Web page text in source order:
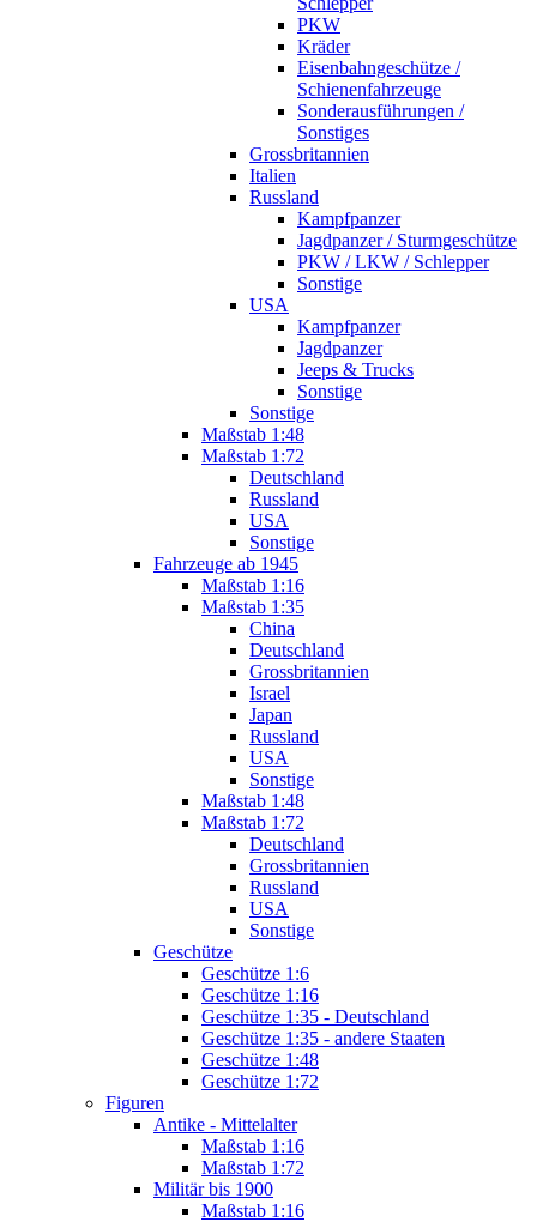
PKW
Kräder
Eisenbahngeschütze /
Schienenfahrzeuge
Sonderausführungen /
Sonstiges
Grossbritannien
Italien
Russland
Kampfpanzer
Jagdpanzer / Sturmgeschütze
PKW / LKW / Schlepper
Sonstige
USA
Kampfpanzer
Jagdpanzer
Jeeps & Trucks
Sonstige
Sonstige
Maßstab 1:48
Maßstab 1:72
Deutschland
Russland
USA
Sonstige
Fahrzeuge ab 1945
Maßstab 1:16
Maßstab 1:35
China
Deutschland
Grossbritannien
Israel
Japan
Russland
USA
Sonstige
Maßstab 1:48
Maßstab 1:72
Deutschland
Grossbritannien
Russland
USA
Sonstige
Geschütze
Geschütze 1:6
Geschütze 1:16
Geschütze 1:35 - Deutschland
Geschütze 1:35 - andere Staaten
Geschütze 1:48
Geschütze 1:72
Figuren
Antike - Mittelalter
Maßstab 1:16
Maßstab 1:72
Militär bis 1900
Maßstab 1:16